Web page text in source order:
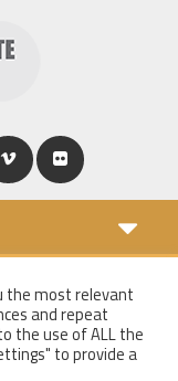
the most relevant
and repeat
the use of ALL the
to provide a